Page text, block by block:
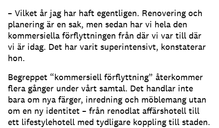
– Vilket år jag har haft egentligen. Renovering och
planering är en sak, men sedan har vi hela den
kommersiella förflyttningen från där vi var till där
vi är idag. Det har varit superintensivt, konstaterar
hon.
Begreppet “kommersiell förflyttning” återkommer
flera gånger under vårt samtal. Det handlar inte
bara om nya färger, inredning och möblemang utan
om en ny identitet – från renodlat affärshotell till
ett lifestylehotell med tydligare koppling till staden.